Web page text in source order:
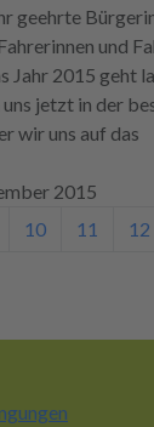
geehrte
und
Jahr 2015 geht
jetzt in der
wir uns auf das
2015
10 11 12